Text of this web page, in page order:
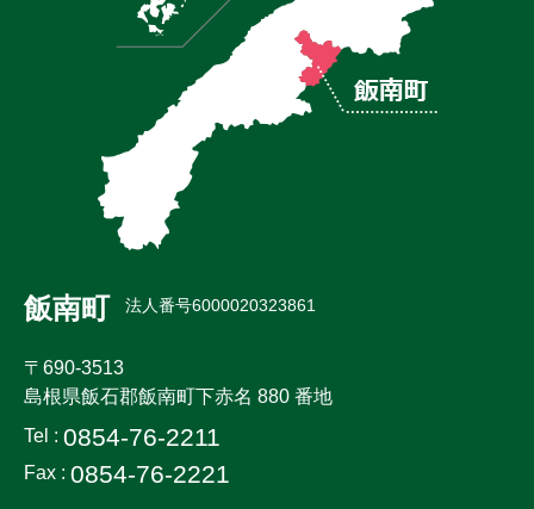
飯南町 法人番号6000020323861
〒690-3513
島根県飯石郡飯南町下赤名 880 番地
Tel : 0854-76-2211
Fax : 0854-76-2221